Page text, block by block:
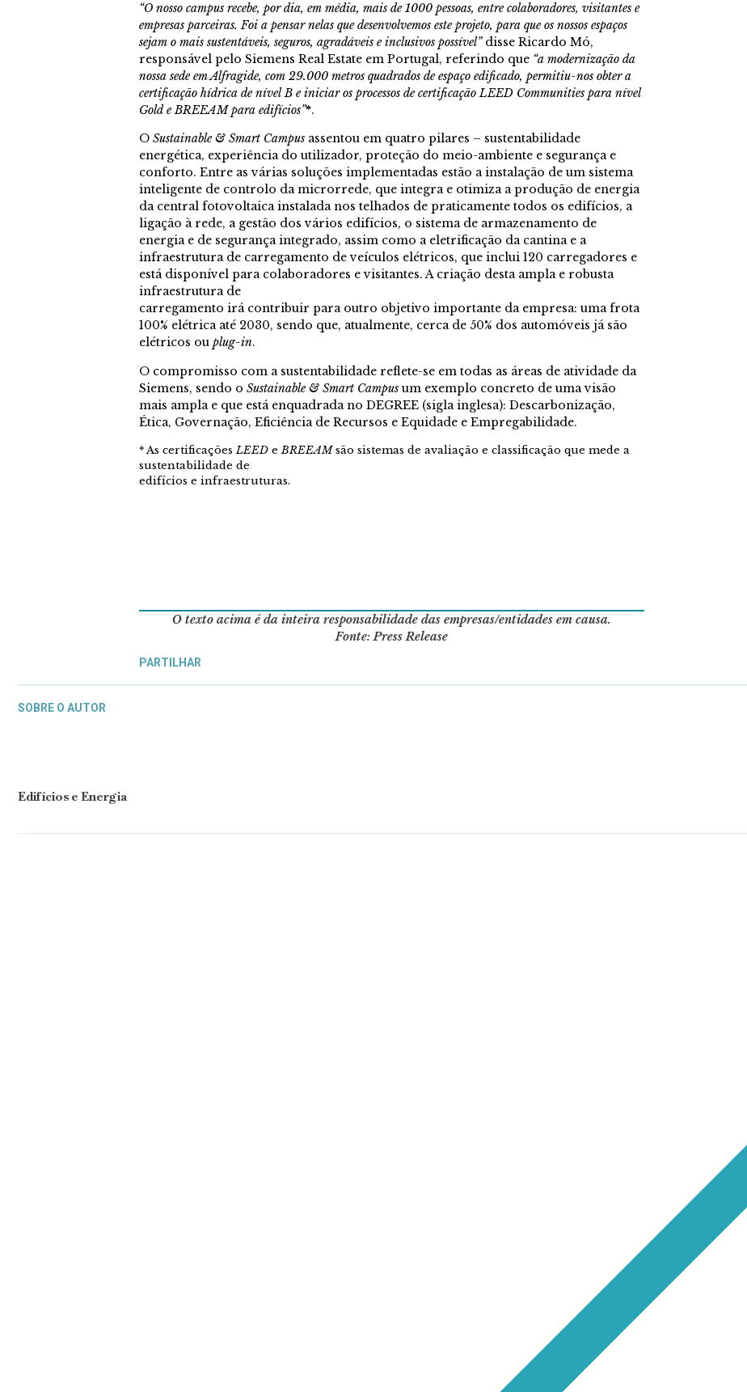
“O nosso campus recebe, por dia, em média, mais de 1000 pessoas, entre colaboradores, visitantes e
empresas parceiras. Foi a pensar nelas que desenvolvemos este projeto, para que os nossos espaços
sejam o mais sustentáveis, seguros, agradáveis e inclusivos possível” disse Ricardo Mó,
responsável pelo Siemens Real Estate em Portugal, referindo que “a modernização da
nossa sede em Alfragide, com 29.000 metros quadrados de espaço edificado, permitiu-nos obter a
certificação hídrica de nível B e iniciar os processos de certificação LEED Communities para nível
Gold e BREEAM para edifícios”*.
O Sustainable & Smart Campus assentou em quatro pilares – sustentabilidade
energética, experiência do utilizador, proteção do meio-ambiente e segurança e
conforto. Entre as várias soluções implementadas estão a instalação de um sistema
inteligente de controlo da microrrede, que integra e otimiza a produção de energia
da central fotovoltaica instalada nos telhados de praticamente todos os edifícios, a
ligação à rede, a gestão dos vários edifícios, o sistema de armazenamento de
energia e de segurança integrado, assim como a eletrificação da cantina e a
infraestrutura de carregamento de veículos elétricos, que inclui 120 carregadores e
está disponível para colaboradores e visitantes. A criação desta ampla e robusta
infraestrutura de
carregamento irá contribuir para outro objetivo importante da empresa: uma frota
100% elétrica até 2030, sendo que, atualmente, cerca de 50% dos automóveis já são
elétricos ou plug-in.
O compromisso com a sustentabilidade reflete-se em todas as áreas de atividade da
Siemens, sendo o Sustainable & Smart Campus um exemplo concreto de uma visão
mais ampla e que está enquadrada no DEGREE (sigla inglesa): Descarbonização,
Ética, Governação, Eficiência de Recursos e Equidade e Empregabilidade.
*As certificaçõesLEED eBREEAMsão sistemas de avaliação e classificação que mede a
sustentabilidade de
edifícios e infraestruturas.
O texto acima é da inteira responsabilidade das empresas/entidades em causa.
Fonte: Press Release
PARTILHAR
SOBRE O AUTOR
Edifícios e Energia